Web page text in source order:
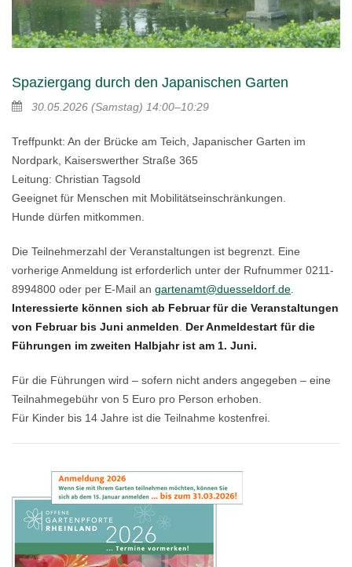
Spaziergang durch den Japanischen Garten
30.05.2026 (Samstag) 14:00–10:29
Treffpunkt: An der Brücke am Teich, Japanischer Garten im
Nordpark, Kaiserswerther Straße 365
Leitung: Christian Tagsold
Geeignet für Menschen mit Mobilitätseinschränkungen.
Hunde dürfen mitkommen.
Die Teilnehmerzahl der Veranstaltungen ist begrenzt. Eine
vorherige Anmeldung ist erforderlich unter der Rufnummer 0211-
8994800 oder per E-Mail an gartenamt@duesseldorf.de
Interessierte können sich ab Februar für die Veranstaltungen
von Februar bis Juni anmelden
Der Anmeldestart für die
Führungen im zweiten Halbjahr ist am 1. Juni.
Für die Führungen wird – sofern nicht anders angegeben – eine
Teilnahmegebühr von 5 Euro pro Person erhoben.
Für Kinder bis 14 Jahre ist die Teilnahme kostenfrei.